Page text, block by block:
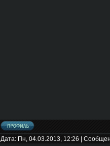
Дата: Пн, 04.03.2013, 12:26 |